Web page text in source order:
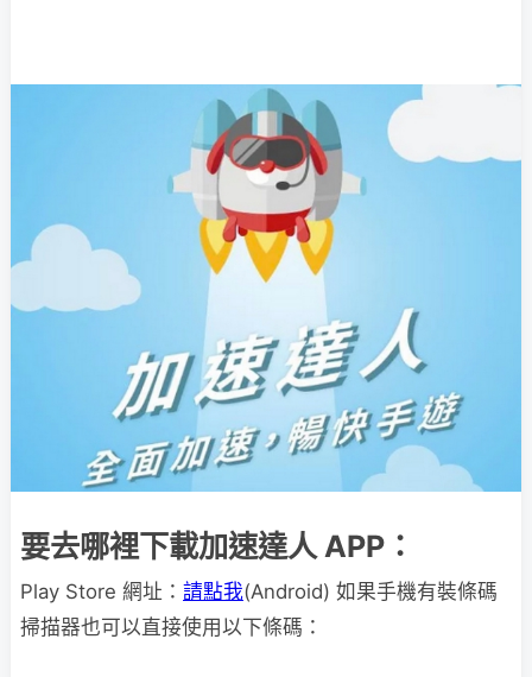
要去哪裡下載加速達人 APP：
Play Store 網址： 請點我(Android) 如果手機有裝條碼
掃描器也可以直接使用以下條碼：